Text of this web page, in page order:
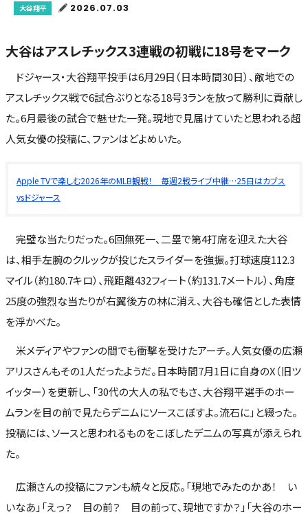
大谷翔平 2026.07.03
大谷はアスレチックス3連戦の初戦に18号をマーク
ドジャース・大谷翔平投手は6月29日（日本時間30日）、敵地での
アスレチックス戦で6試合ぶりとなる18号3ランを放って勝利に貢献し
た。6月最後の試合で魅せた一発。現地で見届けていたと思われる超
人気女優の投稿に、ファンはどよめいた。
Apple TVで楽しむ2026年のMLB観戦！ 毎週2戦ライブ中継…25日はカブス
vsドジャース
完璧な当たりだった。6回無死一、二塁で第4打席を迎えた大谷
は、相手左腕のクルックが投じたスライダーを強振。打球速度112.3
マイル（約180.7キロ）、飛距離432フィート（約131.7メートル）、角度
25度の強烈な当たりが右翼後方の林に消え、大谷も確信とした表情
を浮かべた。
米メディアやファンの間でも衝撃を受けたアーチ。人気女優の広瀬
アリスさんもその1人だったようだ。日本時間7月1日に自身のX（旧ツ
イッター）を更新し、「30代の大人の私でもさ、大谷翔平選手のホー
ムランを目の前で見たらデニムにソースこぼすよ。流石に」と綴った。
投稿には、ソースと思われるものをこぼしたデニムの写真が添えられ
た。
広瀬さんの投稿にファンも続々と反応。「現地でみたのかあ！ い
いなあ」「えっ？ 目の前？ 目の前って、現地ですか？」「大谷のホー